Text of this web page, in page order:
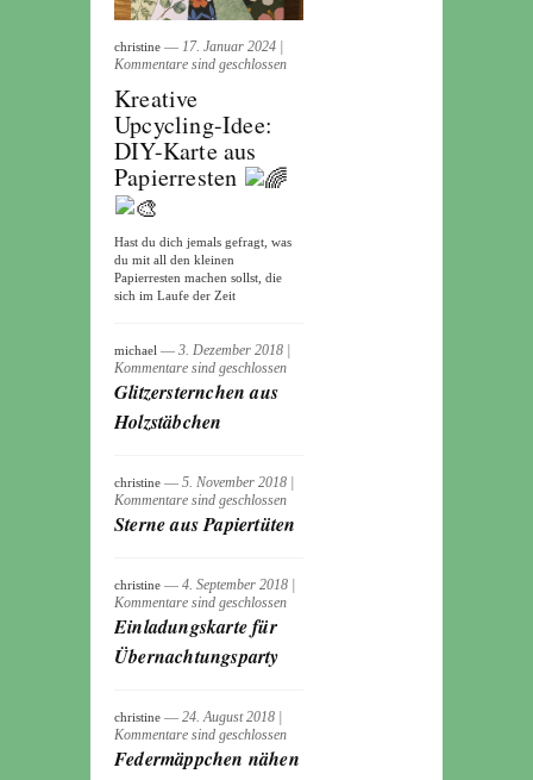
christine ― 17. Januar 2024
Kommentare sind geschlossen
Kreative
Upcycling-Idee:
DIY-Karte aus
Papierresten
Hast du dich jemals gefragt, was
du mit all den kleinen
Papierresten machen sollst, die
sich im Laufe der Zeit
michael ― 3. Dezember 2018
Kommentare sind geschlossen
Glitzersternchen aus
Holzstäbchen
christine ― 5. November 2018
Kommentare sind geschlossen
Sterne aus Papiertüten
christine ― 4. September 2018
Kommentare sind geschlossen
Einladungskarte für
Übernachtungsparty
christine ― 24. August 2018
Kommentare sind geschlossen
Federmäppchen nähen